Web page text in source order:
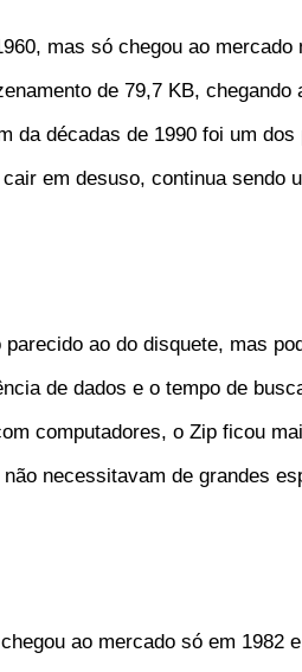
mas só chegou ao
de 79,7 KB,
da décadas de 1990 foi um
em desuso, continua sendo
ao do disquete, mas
de dados e o tempo de
computadores, o Zip ficou
necessitavam de grandes
ao mercado só em 1982